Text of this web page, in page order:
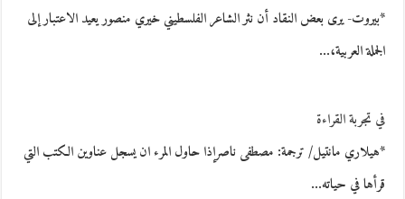
*بيروت- يرى بعض النقاد أن نثر الشاعر الفلسطيني خيري منصور يعيد الاعتبار إلى
الجملة العربية،…
في تجربة القراءة
*هيلاري مانتيل/ ترجمة: مصطفى ناصرإذا حاول المرء ان يسجل عناوين الكتب التي
قرأها في حياته…